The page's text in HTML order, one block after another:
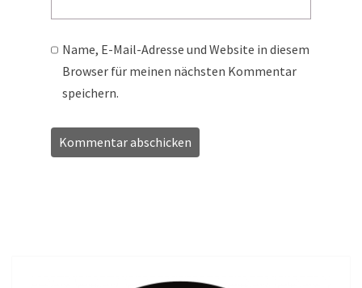
Name, E-Mail-Adresse und Website in diesem
Browser für meinen nächsten Kommentar
speichern.